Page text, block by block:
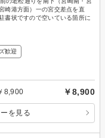
崎港方面）一の宮交差点を直
書状ですので空いている箇所に
歓迎
8,900 ￥8,900
を見る